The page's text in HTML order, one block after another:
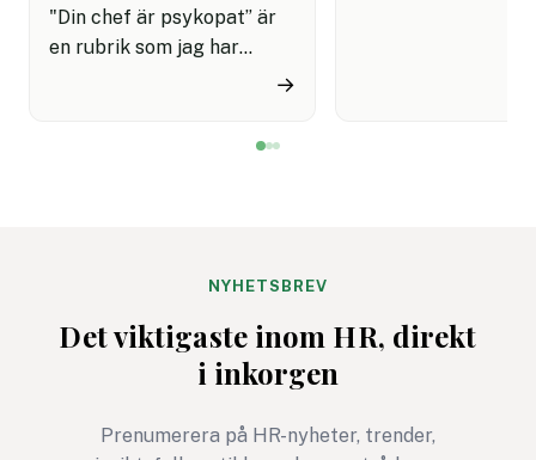
"Din chef är psykopat” är
en rubrik som jag har
har jag bildsatt den med
Cards”. Han är den ultimata
beteendevetare kallar
”Den mörka triaden” –
människans tre mest
→
över.
NYHETSBREV
Det viktigaste inom HR, direkt
i inkorgen
Prenumerera på HR-nyheter, trender,